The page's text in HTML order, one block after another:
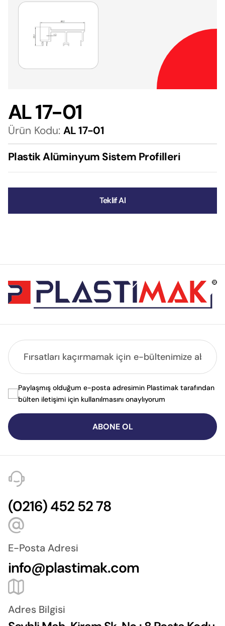
AL 17-01
Ürün Kodu: AL 17-01
Plastik Alüminyum Sistem Profilleri
Teklif Al
ABONE OL
Paylaşmış olduğum e-posta adresimin Plastimak tarafından
bülten iletişimi için kullanılmasını onaylıyorum
(0216) 452 52 78
E-Posta Adresi
info@plastimak.com
Adres Bilgisi